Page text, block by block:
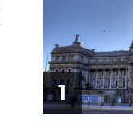
1